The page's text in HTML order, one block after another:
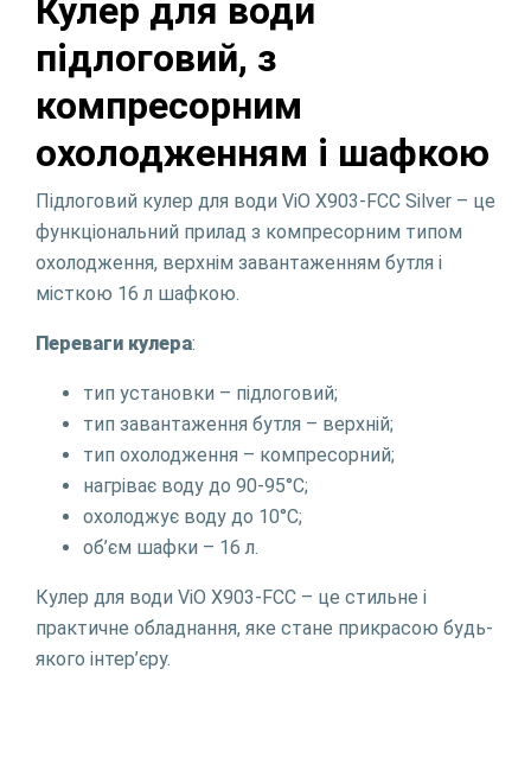
Кулер для води
підлоговий, з
компресорним
охолодженням і шафкою
Підлоговий кулер для води ViO Х903-FCC Silver – це
функціональний прилад з компресорним типом
охолодження, верхнім завантаженням бутля і
місткою 16 л шафкою.
Переваги кулера:
тип установки – підлоговий;
тип завантаження бутля – верхній;
тип охолодження – компресорний;
нагріває воду до 90-95°С;
охолоджує воду до 10°С;
об’єм шафки – 16 л.
Кулер для води ViO Х903-FCC – це стильне і
практичне обладнання, яке стане прикрасою будь-
якого інтер’єру.